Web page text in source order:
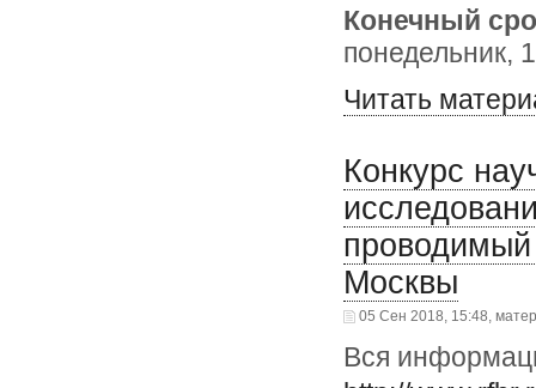
Конечный
понедельник,
Читать
Конкурс
Москвы
05 Сен 2018, 15:48,
Вся